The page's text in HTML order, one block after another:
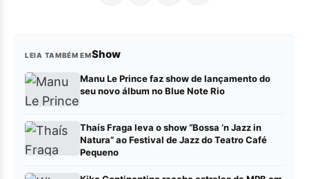
LEIA TAMBÉM EMShow
Manu Le Prince faz show de lançamento do
seu novo álbum no Blue Note Rio
Thaís Fraga leva o show “Bossa ‘n Jazz in
Natura” ao Festival de Jazz do Teatro Café
Pequeno